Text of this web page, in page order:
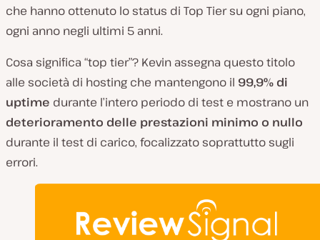
che hanno ottenuto lo status di Top Tier su ogni piano,
ogni anno negli ultimi 5 anni.
Cosa significa “top tier”? Kevin assegna questo titolo
alle società di hosting che mantengono il 99,9% di
uptime durante l’intero periodo di test e mostrano un
deterioramento delle prestazioni minimo o nullo
durante il test di carico, focalizzato soprattutto sugli
errori.